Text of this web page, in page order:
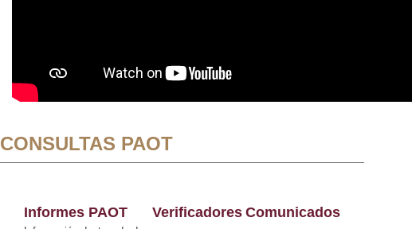
CONSULTAS PAOT
Informes PAOT
Verificadores Comunicados